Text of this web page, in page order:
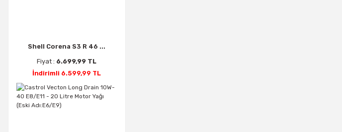
Shell Corena S3 R 46 ...
Fiyat : 6.699,99 TL
İndirimli 6.599,99 TL